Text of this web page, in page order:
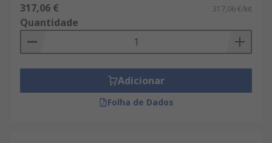
317,06 € 317,06 €/kit
Quantidade
Adicionar
Folha de Dados